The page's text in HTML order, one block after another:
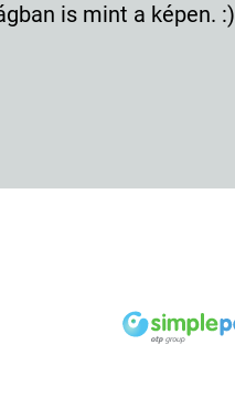
is mint a képen. :)